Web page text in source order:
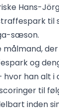
Hans-
til
sæson.
målmand,
og
hvor han alt i
til
inden